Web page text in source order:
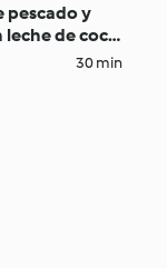
pescado y
leche de coco
30 min